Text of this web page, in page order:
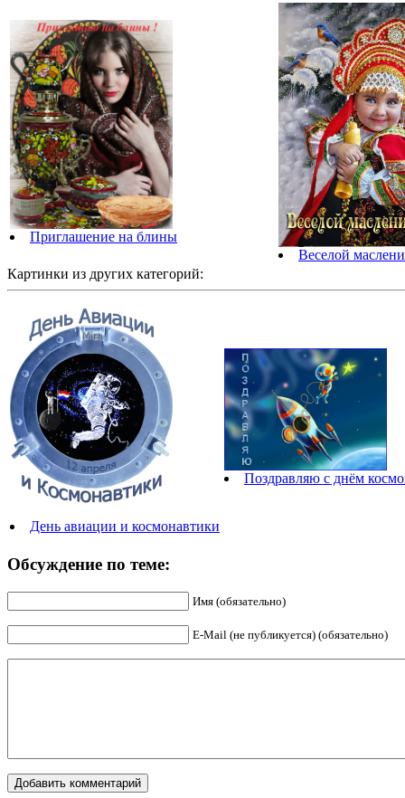
Приглашение на блины
Веселой
Картинки из других категорий:
День авиации и космонавтики
Поздравляю с днём
Обсуждение по теме:
Имя (обязательно)
E-Mail (не публикуется) (обязательно)